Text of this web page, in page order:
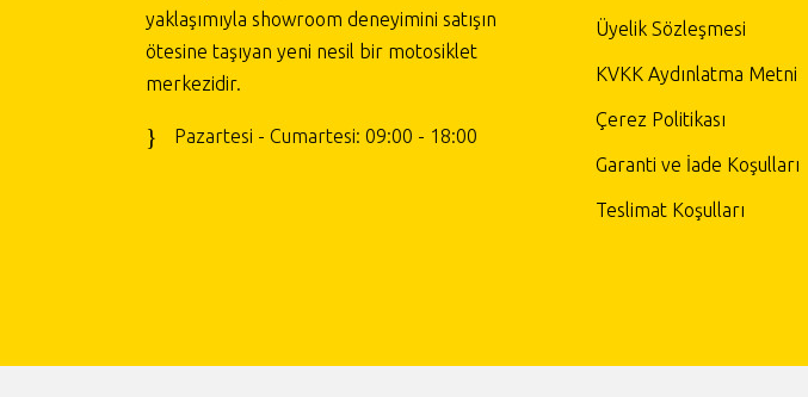
yaklaşımıyla showroom deneyimini satışın
ötesine taşıyan yeni nesil bir motosiklet
merkezidir.
Pazartesi - Cumartesi: 09:00 - 18:00
Üyelik Sözleşmesi
KVKK Aydınlatma Metni
Çerez Politikası
Garanti ve İade Koşulları
Teslimat Koşulları